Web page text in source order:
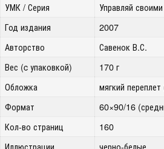
УМК / Серия
Управляй
Год издания
2007
Авторство
Савенок В.С.
Вес (c упаковкой)
170 г
Обложка
мягкий
Формат
60×90/16
Кол-во страниц
160
Иллюстрации
черно-белые